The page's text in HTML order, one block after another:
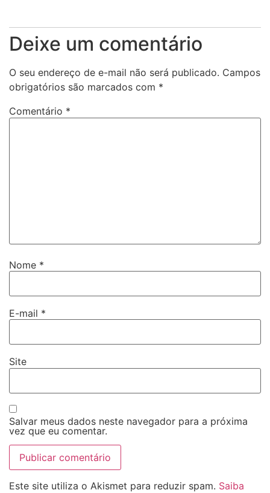
Deixe um comentário
O seu endereço de e-mail não será publicado. Campos
obrigatórios são marcados com *
Comentário *
Nome *
E-mail *
Site
Salvar meus dados neste navegador para a próxima
vez que eu comentar.
Este site utiliza o Akismet para reduzir spam. Saiba